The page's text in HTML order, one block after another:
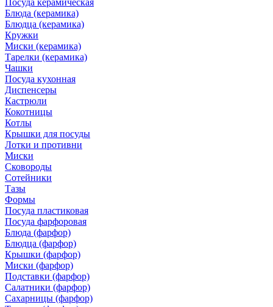
Посуда керамическая
Блюда (керамика)
Блюдца (керамика)
Кружки
Миски (керамика)
Тарелки (керамика)
Чашки
Посуда кухонная
Диспенсеры
Кастрюли
Кокотницы
Котлы
Крышки для посуды
Лотки и противни
Миски
Сковороды
Сотейники
Тазы
Формы
Посуда пластиковая
Посуда фарфоровая
Блюда (фарфор)
Блюдца (фарфор)
Крышки (фарфор)
Миски (фарфор)
Подставки (фарфор)
Салатники (фарфор)
Сахарницы (фарфор)